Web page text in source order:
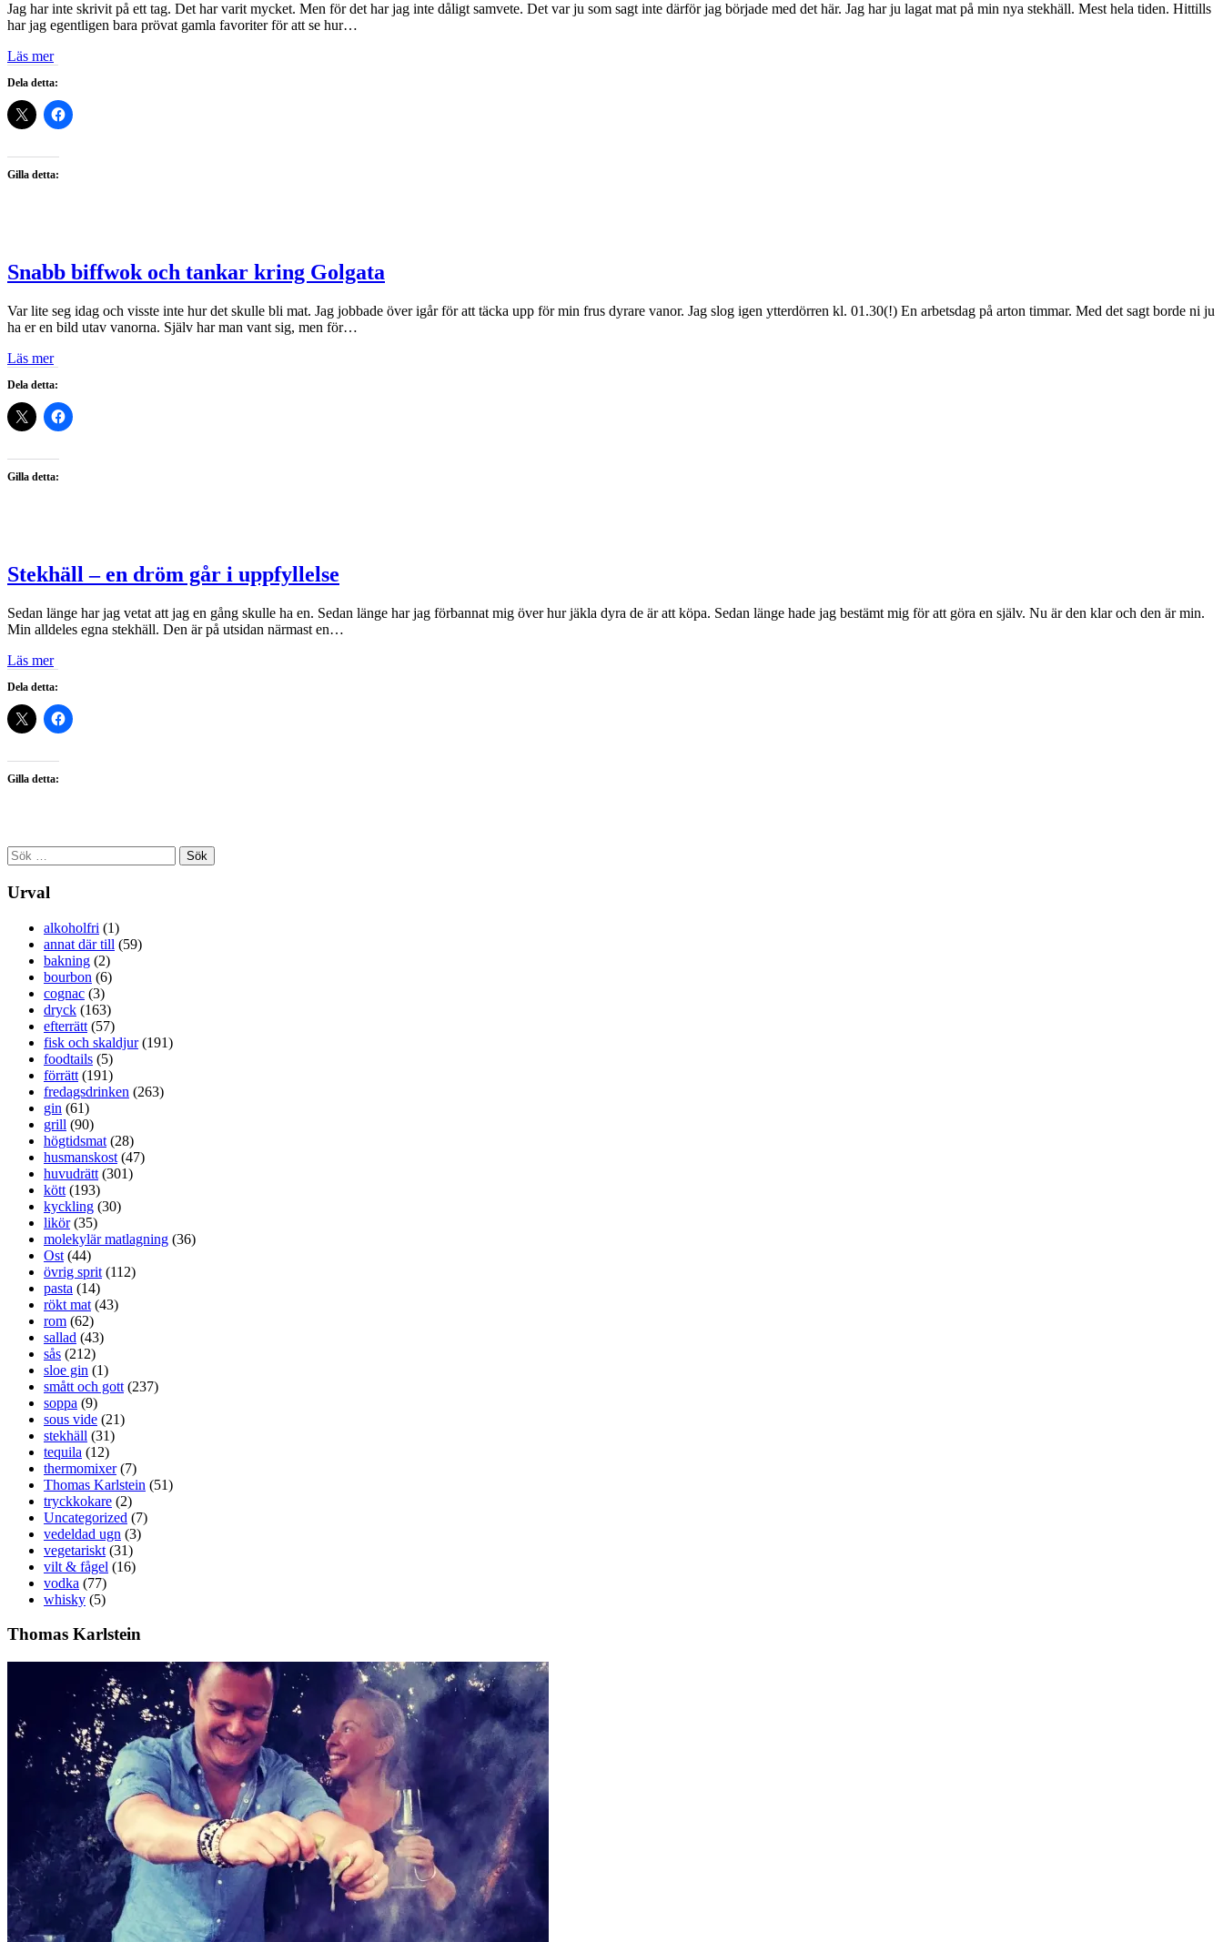
Jag har inte skrivit på ett tag. Det har varit mycket. Men för det har jag inte dåligt samvete. Det var ju som sagt inte därför jag började med det här. Jag har ju lagat mat på min nya stekhäll. Mest hela tiden. Hittills
har jag egentligen bara prövat gamla favoriter för att se hur…
Läs mer
Dela detta:
Gilla detta:
Snabb biffwok och tankar kring Golgata
Var lite seg idag och visste inte hur det skulle bli mat. Jag jobbade över igår för att täcka upp för min frus dyrare vanor. Jag slog igen ytterdörren kl. 01.30(!) En arbetsdag på arton timmar. Med det sagt borde ni ju
ha er en bild utav vanorna. Själv har man vant sig, men för…
Läs mer
Dela detta:
Gilla detta:
Stekhäll – en dröm går i uppfyllelse
Sedan länge har jag vetat att jag en gång skulle ha en. Sedan länge har jag förbannat mig över hur jäkla dyra de är att köpa. Sedan länge hade jag bestämt mig för att göra en själv. Nu är den klar och den är min.
Min alldeles egna stekhäll. Den är på utsidan närmast en…
Läs mer
Dela detta:
Gilla detta:
Sök
efter:
Urval
alkoholfri (1)
annat där till (59)
bakning (2)
bourbon (6)
cognac (3)
dryck (163)
efterrätt (57)
fisk och skaldjur(191)
foodtails (5)
förrätt (191)
fredagsdrinken (263)
gin (61)
grill (90)
högtidsmat (28)
husmanskost (47)
huvudrätt (301)
kött (193)
kyckling (30)
likör(35)
molekylär matlagning (36)
Ost (44)
övrig sprit (112)
pasta (14)
rökt mat (43)
rom (62)
sallad (43)
sås (212)
sloe gin (1)
smått och gott (237)
soppa (9)
sous vide (21)
stekhäll (31)
tequila (12)
thermomixer(7)
Thomas Karlstein (51)
tryckkokare (2)
Uncategorized (7)
vedeldad ugn (3)
vegetariskt (31)
vilt & fågel (16)
vodka (77)
whisky (5)
Thomas Karlstein